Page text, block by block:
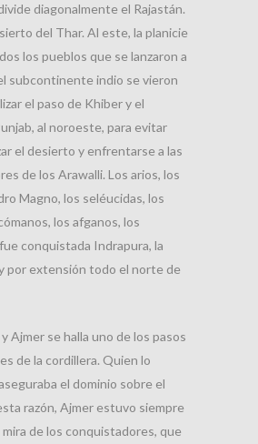
diagonalmente el Rajastán.
del Thar. Al este, la planicie
los pueblos que se lanzaron a
subcontinente indio se vieron
el paso de Khiber y el
al noroeste, para evitar
el desierto y enfrentarse a las
de los Arawalli. Los arios, los
Magno, los seléucidas, los
los afganos, los
conquistada Indrapura, la
por extensión todo el norte de
Ajmer se halla uno de los pasos
de la cordillera. Quien lo
el dominio sobre el
razón, Ajmer estuvo siempre
de los conquistadores, que